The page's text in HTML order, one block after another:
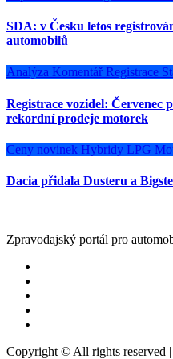
SDA: v Česku letos
automobilů
Analýza Komentář Registrace
Registrace vozidel: Červenec
rekordní prodeje motorek
Ceny novinek Hybridy LPG
Dacia přidala Dusteru a
Zpravodajský portál pro
Copyright © All rights reserved |